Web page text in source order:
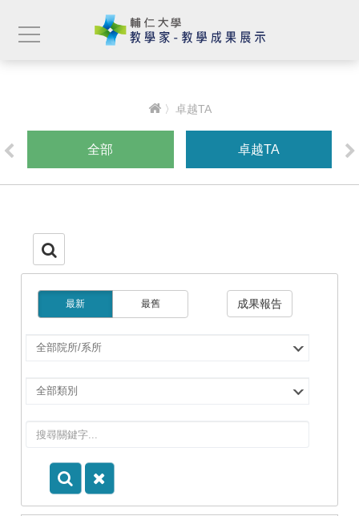
〉卓越TA
全部 卓越TA
最新 最舊 成果報告
選
所/
所
選
別